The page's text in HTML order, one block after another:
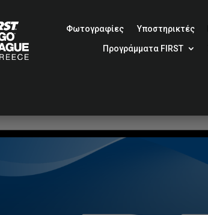
Φωτογραφίες Υποστηρικτές
Προγράμματα FIRST